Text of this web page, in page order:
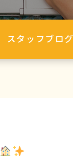
スタッフブログ